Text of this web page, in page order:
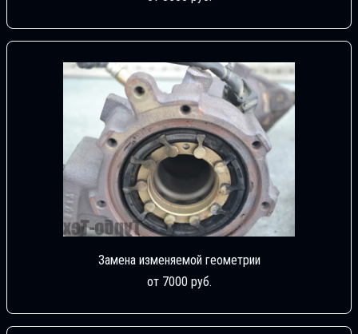
Замена изменяемой геометрии
от 7000 руб.